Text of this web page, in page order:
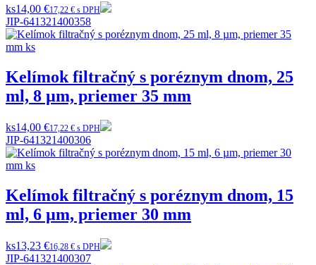
ks14,00 €17,22 € s DPH
JIP-641321400358
Kelímok filtračný s poréznym dnom, 25
ml, 8 µm, priemer 35 mm
ks14,00 €17,22 € s DPH
JIP-641321400306
Kelímok filtračný s poréznym dnom, 15
ml, 6 µm, priemer 30 mm
ks13,23 €16,28 € s DPH
JIP-641321400307